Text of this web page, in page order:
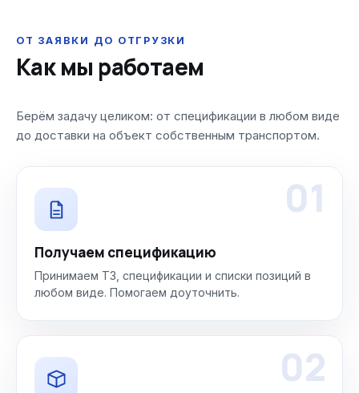
ОТ ЗАЯВКИ ДО ОТГРУЗКИ
Как мы работаем
Берём задачу целиком: от спецификации в любом виде
до доставки на объект собственным транспортом.
01
Получаем спецификацию
Принимаем ТЗ, спецификации и списки позиций в
любом виде. Помогаем доуточнить.
02